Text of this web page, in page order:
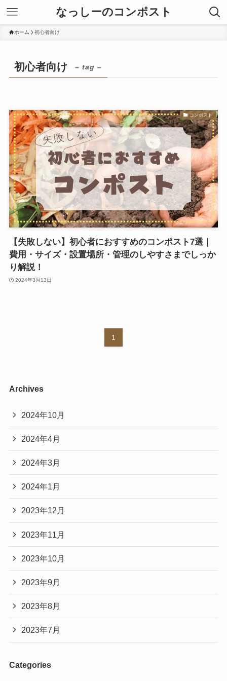
なっしーのコンポスト
ホーム 初心者向け
初心者向け – tag –
コンポスト
【失敗しない】初心者におすすめのコンポスト7選｜
費用・サイズ・設置場所・管理のしやすさまでしっか
り解説！
2024年3月13日
1
Archives
2024年10月
2024年4月
2024年3月
2024年1月
2023年12月
2023年11月
2023年10月
2023年9月
2023年8月
2023年7月
Categories